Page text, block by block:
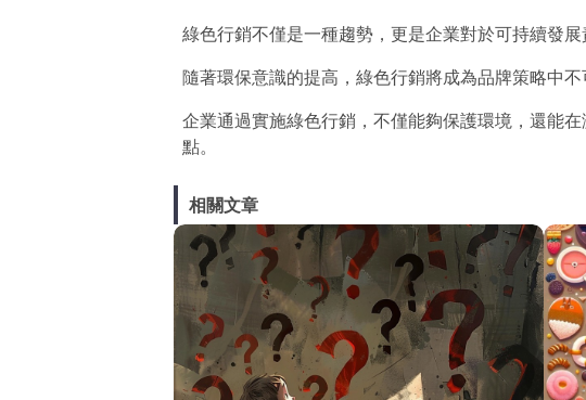
綠色行銷不僅是一種趨勢，更是企業對於可持續發展
隨著環保意識的提高，綠色行銷將成為品牌策略中不
企業通過實施綠色行銷，不僅能夠保護環境，還能
點。
相關文章